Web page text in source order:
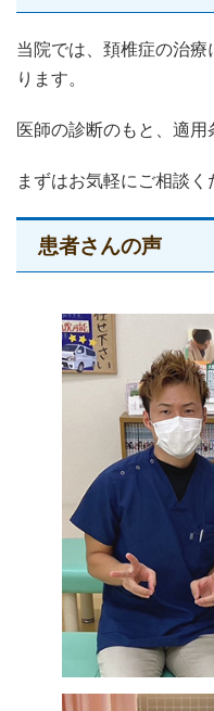
当院では、頚椎症の治療
ります。
医師の診断のもと、適用
まずはお気軽にご相談く
患者さんの声